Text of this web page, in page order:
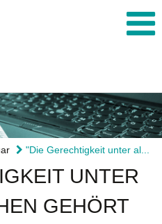
"Die Gerechtigkeit unter al...
UNTER
GEHÖRT